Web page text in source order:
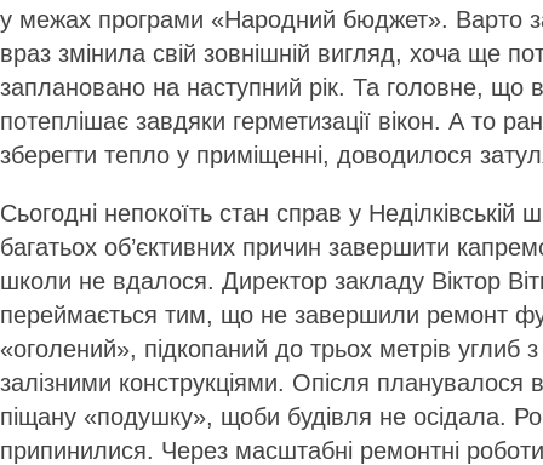
у межах програми «Народний бюджет». Варто
враз змінила свій зовнішній вигляд, хоча ще
заплановано на наступний рік. Та головне, що
потеплішає завдяки герметизації вікон. А то
зберегти тепло у приміщенні, доводилося
Сьогодні непокоїть стан справ у Неділківській
багатьох об’єктивних причин завершити
школи не вдалося. Директор закладу Віктор
переймається тим, що не завершили ремонт
«оголений», підкопаний до трьох метрів углиб
залізними конструкціями. Опісля планувалося
піщану «подушку», щоби будівля не осідала.
припинилися. Через масштабні ремонтні